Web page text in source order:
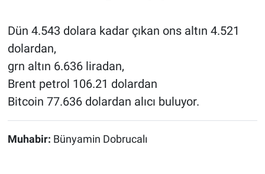
Dün 4.543 dolara kadar çıkan ons altın 4.521
dolardan,
grn altın 6.636 liradan,
Brent petrol 106.21 dolardan
Bitcoin 77.636 dolardan alıcı buluyor.
Muhabir: Bünyamin Dobrucalı